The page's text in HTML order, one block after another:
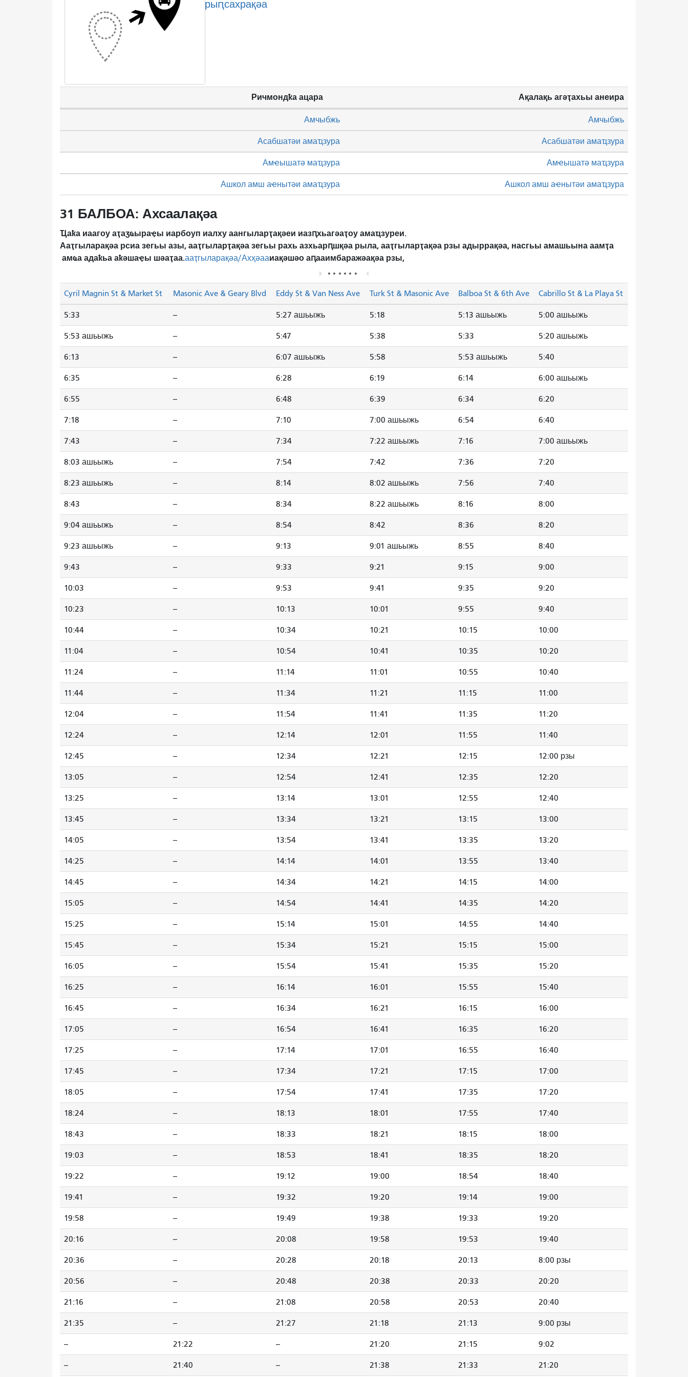
рыԥсахрақәа
Ақалақь агәҭахьы анеира
Ричмондҟа ацара
Асабшатәи амаҵзура
Асабшатәи амаҵзура
Амҽышатә маҵзура
Амҽышатә маҵзура
Амчыбжь
Амчыбжь
Ашкол амш аҽнытәи амаҵзура
Ашкол амш аҽнытәи амаҵзура
31 БАЛБОА: Ахсаалақәа
Ҵаҟа иаагоу аҭаӡҩыраҿы иарбоуп иалху аангыларҭақәеи иазԥхьагәаҭоу амаҵзуреи.
Ааҭгыларақәа рсиа зегьы азы, ааҭгыларҭақәа зегьы рахь азхьарԥшқәа рыла, ааҭгыларҭақәа рзы адыррақәа, насгьы амашьына аамҭа
иақәшәо ​​аԥааимбаражәақәа рзы,
ааҭгыларақәа/Ахҳәаа
амҩа адаҟьа аҟәшаҿы шәаҭаа.
Cabrillo St & La Playa St
Balboa St & 6th Ave
Turk St & Masonic Ave
Eddy St & Van Ness Ave
Masonic Ave & Geary Blvd
Cyril Magnin St & Market St
5:00 ашьыжь
5:13 ашьыжь
5:18
5:27 ашьыжь
--
5:33
5:20 ашьыжь
5:33
5:38
5:47
--
5:53 ашьыжь
5:40
5:53 ашьыжь
5:58
6:07 ашьыжь
--
6:13
6:00 ашьыжь
6:14
6:19
6:28
--
6:35
6:20
6:34
6:39
6:48
--
6:55
6:40
6:54
7:00 ашьыжь
7:10
--
7:18
7:00 ашьыжь
7:16
7:22 ашьыжь
7:34
--
7:43
7:20
7:36
7:42
7:54
--
8:03 ашьыжь
7:40
7:56
8:02 ашьыжь
8:14
--
8:23 ашьыжь
8:00
8:16
8:22 ашьыжь
8:34
--
8:43
8:20
8:36
8:42
8:54
--
9:04 ашьыжь
8:40
8:55
9:01 ашьыжь
9:13
--
9:23 ашьыжь
9:00
9:15
9:21
9:33
--
9:43
9:20
9:35
9:41
9:53
--
10:03
9:40
9:55
10:01
10:13
--
10:23
10:00
10:15
10:21
10:34
--
10:44
10:20
10:35
10:41
10:54
--
11:04
10:40
10:55
11:01
11:14
--
11:24
11:00
11:15
11:21
11:34
--
11:44
11:20
11:35
11:41
11:54
--
12:04
11:40
11:55
12:01
12:14
--
12:24
12:00 рзы
12:15
12:21
12:34
--
12:45
12:20
12:35
12:41
12:54
--
13:05
12:40
12:55
13:01
13:14
--
13:25
13:00
13:15
13:21
13:34
--
13:45
13:20
13:35
13:41
13:54
--
14:05
13:40
13:55
14:01
14:14
--
14:25
14:00
14:15
14:21
14:34
--
14:45
14:20
14:35
14:41
14:54
--
15:05
14:40
14:55
15:01
15:14
--
15:25
15:00
15:15
15:21
15:34
--
15:45
15:20
15:35
15:41
15:54
--
16:05
15:40
15:55
16:01
16:14
--
16:25
16:00
16:15
16:21
16:34
--
16:45
16:20
16:35
16:41
16:54
--
17:05
16:40
16:55
17:01
17:14
--
17:25
17:00
17:15
17:21
17:34
--
17:45
17:20
17:35
17:41
17:54
--
18:05
17:40
17:55
18:01
18:13
--
18:24
18:00
18:15
18:21
18:33
--
18:43
18:20
18:35
18:41
18:53
--
19:03
18:40
18:54
19:00
19:12
--
19:22
19:00
19:14
19:20
19:32
--
19:41
19:20
19:33
19:38
19:49
--
19:58
19:40
19:53
19:58
20:08
--
20:16
8:00 рзы
20:13
20:18
20:28
--
20:36
20:20
20:33
20:38
20:48
--
20:56
20:40
20:53
20:58
21:08
--
21:16
9:00 рзы
21:13
21:18
21:27
--
21:35
9:02
21:15
21:20
--
21:22
--
21:20
21:33
21:38
--
21:40
--